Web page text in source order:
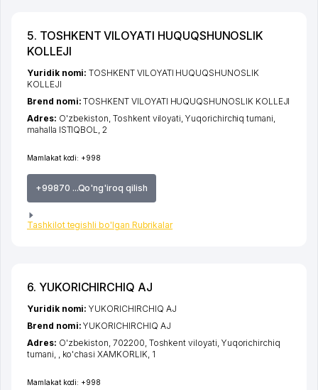
5. TOSHKENT VILOYATI HUQUQSHUNOSLIK
KOLLEJI
Mamlakat kodi: +998
+99870 ...Qo'ng'iroq qilish
Tashkilot tegishli bo'lgan Rubrikalar
Yuridik nomi:TOSHKENT VILOYATI HUQUQSHUNOSLIK
KOLLEJI
Brend nomi:TOSHKENT VILOYATI HUQUQSHUNOSLIK KOLLEJI
Adres: O'zbekiston,Toshkent viloyati ,Yuqorichirchiq tumani
mahalla ISTIQBOL
, 2
6. YUKORICHIRCHIQ AJ
Mamlakat kodi: +998
Yuridik nomi:YUKORICHIRCHIQ AJ
Brend nomi:YUKORICHIRCHIQ AJ
Adres: O'zbekiston, 702200, Toshkent viloyati, Yuqorichirchiq
tumani, , ko'chasi XAMKORLIK, 1